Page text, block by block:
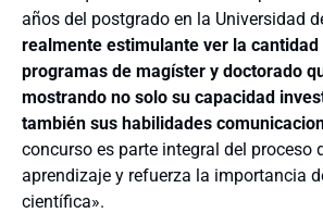
años del postgrado en la Universidad
realmente estimulante ver la
programas de magíster y doctorado
mostrando no solo su capacidad
también sus habilidades
concurso es parte integral del proceso
aprendizaje y refuerza la importancia
científica».